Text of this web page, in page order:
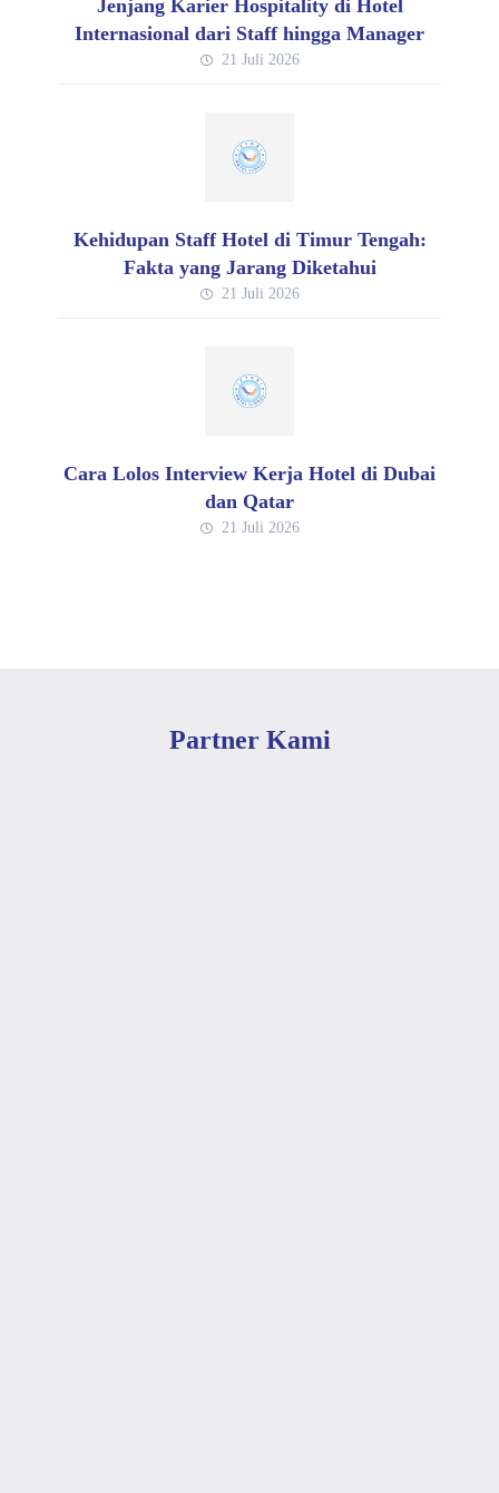
Jenjang Karier Hospitality di Hotel
Internasional dari Staff hingga Manager
21 Juli 2026
Kehidupan Staff Hotel di Timur Tengah:
Fakta yang Jarang Diketahui
21 Juli 2026
Cara Lolos Interview Kerja Hotel di Dubai
dan Qatar
21 Juli 2026
Partner Kami